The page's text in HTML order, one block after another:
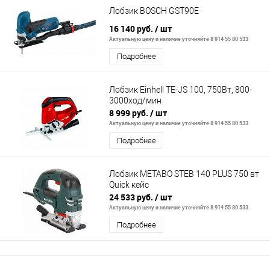
Лобзик BOSCH GST90E
16 140 руб. / шт
Актуальную цену и наличие уточняйте 8 914 55 80 533
Подробнее
Лобзик Einhell TE-JS 100, 750Вт, 800-
3000ход/мин
8 999 руб. / шт
Актуальную цену и наличие уточняйте 8 914 55 80 533
Подробнее
Лобзик METABO STEB 140 PLUS 750 вт
Quick кейс
24 533 руб. / шт
Актуальную цену и наличие уточняйте 8 914 55 80 533
Подробнее